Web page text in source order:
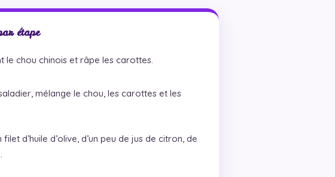
étape
le chou chinois et râpe les carottes.
mélange le chou, les carottes et les
filet d’huile d’olive, d’un peu de jus de citron, de